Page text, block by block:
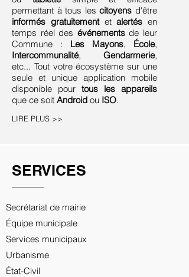
permettant à tous lescitoyens d'être
informés gratuitement etalertés en
temps réel des événementsde leur
Commune : Les Mayons, École,
Intercommunalité, Gendarmerie,
etc... Tout votre écosystème sur une
seule et unique application mobile
disponible pour tous les appareils
que ce soit Android ou ISO.
LIRE PLUS >>
SERVICES
Secrétariat de mairie
Équipe municipale
Services municipaux
Urbanisme
État-Civil